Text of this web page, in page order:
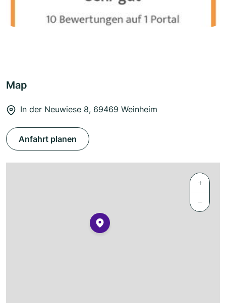
Map
In der Neuwiese 8, 69469 Weinheim
Anfahrt planen
+
−